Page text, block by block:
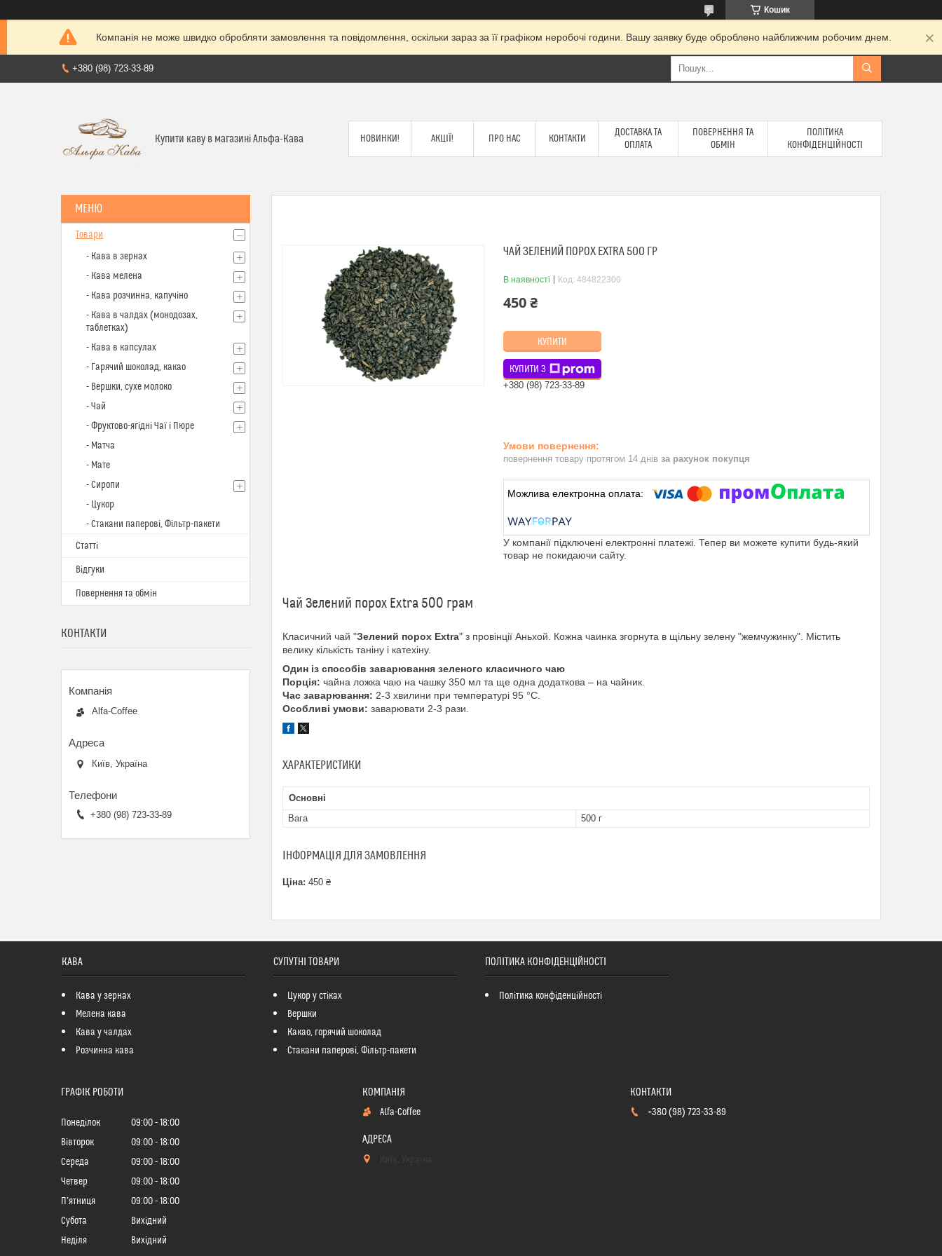
Кошик
Компанія не може швидко обробляти замовлення та повідомлення, оскільки зараз за її графіком неробочі години. Вашу заявку буде оброблено найближчим робочим днем.
+380 (98) 723-33-89
Купити каву в магазині Альфа-Кава НОВИНКИ! АКЦІЇ! ПРО НАС КОНТАКТИ
ДОСТАВКА ТА
ОПЛАТА
ПОВЕРНЕННЯ ТА
ОБМІН
ПОЛІТИКА
КОНФІДЕНЦІЙНОСТІ
ЧАЙ ЗЕЛЕНИЙ ПОРОХ EXTRA 500 ГР
В наявності Код: 484822300
450 ₴
КУПИТИ
КУПИТИ З
+380 (98) 723-33-89
повернення товару протягом 14 днів за рахунок покупця
У компанії підключені електронні платежі. Тепер ви можете купити будь-який
товар не покидаючи сайту.
Чай Зелений порох Extra 500 грам
Класичний чай "Зелений порох Extra" з провінції Аньхой. Кожна чаинка згорнута в щільну зелену "жемчужинку". Містить
велику кількість таніну і катехіну.
Один із способів заварювання зеленого класичного чаю
Порція: чайна ложка чаю на чашку 350 мл та ще одна додаткова – на чайник.
Час заварювання: 2-3 хвилини при температурі 95 °C.
Особливі умови: заварювати 2-3 рази.
ХАРАКТЕРИСТИКИ
Основні
Вага
500 г
ІНФОРМАЦІЯ ДЛЯ ЗАМОВЛЕННЯ
Ціна: 450 ₴
Товари
- Кава в зернах
- Кава мелена
- Кава розчинна, капучіно
- Кава в чалдах (монодозах,
таблетках)
- Кава в капсулах
- Гарячий шоколад, какао
- Вершки, сухе молоко
- Чай
- Фруктово-ягідні Чаї і Пюре
- Матча
- Мате
- Сиропи
- Цукор
- Стакани паперові, Фільтр-пакети
Статті
Відгуки
Повернення та обмін
КОНТАКТИ
Alfa-Coffee
Київ, Україна
+380 (98) 723-33-89
КАВА
Кава у зернах
Мелена кава
Кава у чалдах
Розчинна кава
СУПУТНІ ТОВАРИ
Цукор у стіках
Вершки
Какао, горячий шоколад
Стакани паперові, Фільтр-пакети
ПОЛІТИКА КОНФІДЕНЦІЙНОСТІ
Політика конфіденційності
ГРАФІК РОБОТИ
Понеділок 09:00
18:00
Вівторок
09:00
18:00
Середа
09:00
18:00
Четвер
09:00
18:00
Пʼятниця
09:00
18:00
Субота
Вихідний
Неділя
Вихідний
Alfa-Coffee +380 (98) 723-33-89